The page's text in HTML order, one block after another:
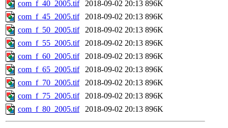
com_f_40_2005.tif
2018-09-02 20:13 896K
com_f_45_2005.tif
2018-09-02 20:13 896K
com_f_50_2005.tif
2018-09-02 20:13 896K
com_f_55_2005.tif
2018-09-02 20:13 896K
com_f_60_2005.tif
2018-09-02 20:13 896K
com_f_65_2005.tif
2018-09-02 20:13 896K
com_f_70_2005.tif
2018-09-02 20:13 896K
com_f_75_2005.tif
2018-09-02 20:13 896K
com_f_80_2005.tif
2018-09-02 20:13 896K